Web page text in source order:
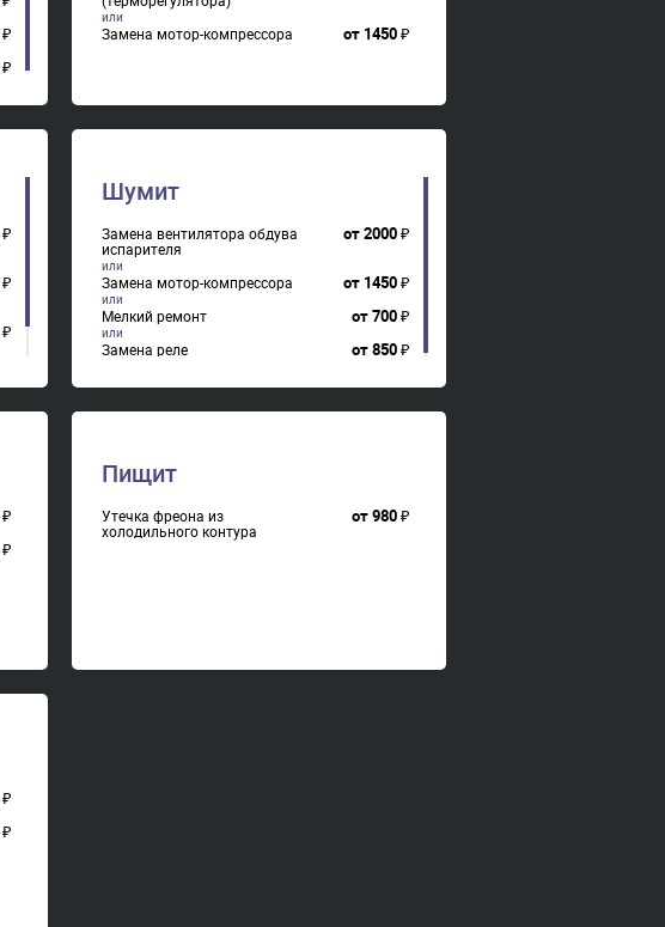
₽
₽
Замена мотор-компрессора от 1450₽
₽
₽
₽
Шумит
Замена вентилятора обдува
испарителя
от2000₽
Замена мотор-компрессора от 1450₽
Мелкий ремонт от700₽
Замена реле от850₽
₽
₽
Пищит
Утечка фреона из
холодильного контура
от980₽
₽
₽